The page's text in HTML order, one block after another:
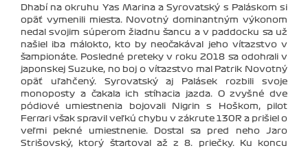
Dhabí na okruhu Yas Marina a Syrovatský s Paláskom si
opäť vymenili miesta. Novotný dominantným výkonom
nedal svojim súperom žiadnu šancu a v paddocku sa už
našiel iba málokto, kto by neočakával jeho víťazstvo v
šampionáte. Posledné preteky v roku 2018 sa odohrali v
japonskej Suzuke, no boj o víťazstvo mal Patrik Novotný
opäť uľahčený. Syrovatský aj Palásek rozbili svoje
monoposty a čakala ich stíhacia jazda. O zvyšné dve
pódiové umiestnenia bojovali Nigrin s Hoškom, pilot
Ferrari však spravil veľkú chybu v zákrute 130R a prišiel o
veľmi pekné umiestnenie. Dostal sa pred neho Jaro
Strišovský, ktorý štartoval až z 8. priečky. Ku koncu